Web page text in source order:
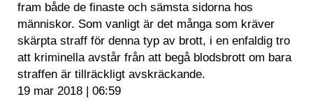
fram både de finaste och sämsta sidorna hos
människor. Som vanligt är det många som kräver
skärpta straff för denna typ av brott, i en enfaldig tro
att kriminella avstår från att begå blodsbrott om bara
straffen är tillräckligt avskräckande.
19 mar 2018 | 06:59